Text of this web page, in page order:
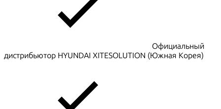
Официальный
дистрибьютор HYUNDAI XITESOLUTION (Южная Корея)